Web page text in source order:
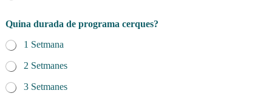
Quina durada de programa cerques?
1 Setmana
2 Setmanes
3 Setmanes